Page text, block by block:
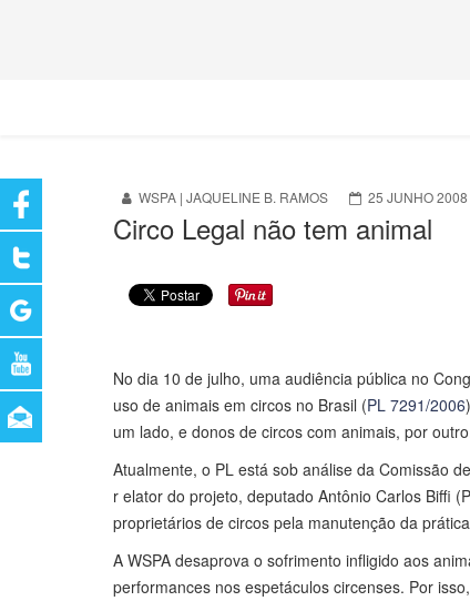
WSPA | JAQUELINE B. RAMOS 25 JUNHO 2008
Circo Legal não tem animal
No dia 10 de julho, uma audiência pública no
uso de animais em circos no Brasil (PL 7291/2006
um lado, e donos de circos com animais, por
Atualmente, o PL está sob análise da Comissão
r elator do projeto, deputado Antônio Carlos Biffi
proprietários de circos pela manutenção da
A WSPA desaprova o sofrimento infligido aos
performances nos espetáculos circenses. Por